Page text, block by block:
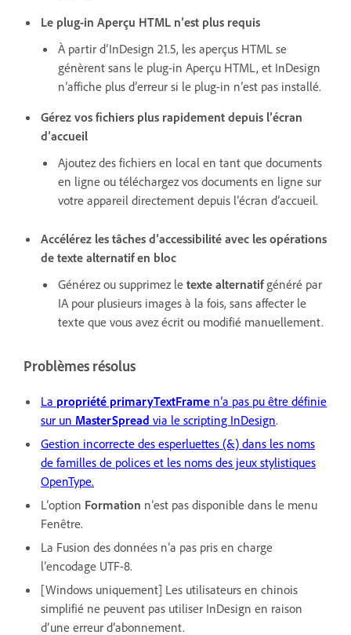
Le plug-in Aperçu HTML n’est plus requis
À partir d’InDesign 21.5, les aperçus HTML se
génèrent sans le plug-in Aperçu HTML, et InDesign
n’affiche plus d’erreur si le plug-in n’est pas installé.
Gérez vos fichiers plus rapidement depuis l’écran
d’accueil
Ajoutez des fichiers en local en tant que documents
en ligne ou téléchargez vos documents en ligne sur
votre appareil directement depuis l’écran d’accueil.
Accélérez les tâches d’accessibilité avec les opérations
de texte alternatif en bloc
Générez ou supprimez le texte alternatifgénéré par
IA pour plusieurs images à la fois, sans affecter le
texte que vous avez écrit ou modifié manuellement.
Problèmes résolus
La propriété primaryTextFrame n’a pas pu être définie
sur un MasterSpread via le scripting InDesign.
Gestion incorrecte des esperluettes (&) dans les noms
de familles de polices et les noms des jeux stylistiques
OpenType.
L’option Formation n’est pas disponible dans le menu
Fenêtre.
La Fusion des données n’a pas pris en charge
l’encodage UTF-8.
[Windows uniquement] Les utilisateurs en chinois
simplifié ne peuvent pas utiliser InDesign en raison
d’une erreur d’abonnement.